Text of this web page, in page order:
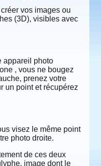
vos images ou
(3D), visibles avec
appareil photo
, vous ne bougez
prenez votre
un point et récupérez
visez le même point
photo droite.
de ces deux
image dont le